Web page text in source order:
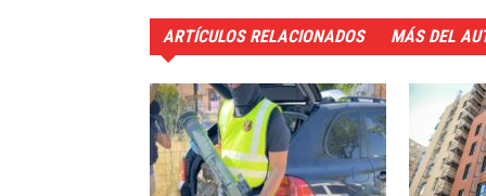
ARTÍCULOS RELACIONADOS MÁS DEL